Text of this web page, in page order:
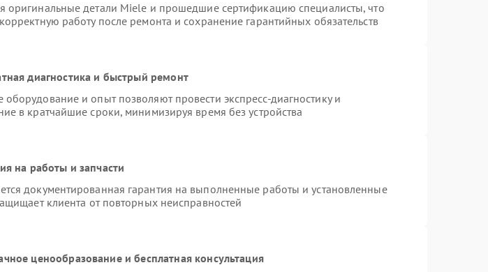
оригинальные детали Miele и прошедшие сертификацию специалисты, что
работу после ремонта и сохранение гарантийных обязательств
диагностика и быстрый ремонт
оборудование и опыт позволяют провести экспресс-диагностику и
в кратчайшие сроки, минимизируя время без устройства
на работы и запчасти
документированная гарантия на выполненные работы и установленные
клиента от повторных неисправностей
ценообразование и бесплатная консультация